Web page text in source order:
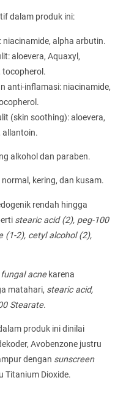
dalam produk ini:
niacinamide, alpha arbutin.
aloevera, Aquaxyl,
tocopherol.
anti-inflamasi: niacinamide,
(skin soothing): aloevera,
allantoin.
alkohol dan paraben.
kering, dan kusam.
rendah hingga
stearic acid (2), peg-100
(1-2), cetyl alcohol (2),
fungal acnekarena
matahari, stearic acid,
Stearate.
produk ini dinilai
Avobenzone justru
dengan sunscreen
Titanium Dioxide.